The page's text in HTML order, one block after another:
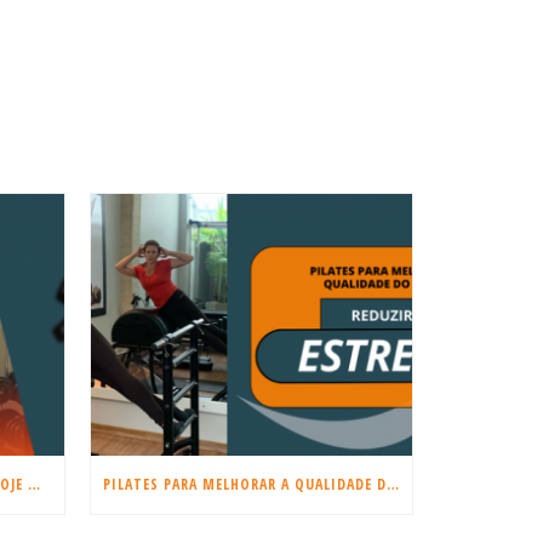
COMEÇE A TREINAR MUSCULAÇÃO HOJE MESMO! PILATES PARA MELHORAR A QUALIDADE DO SONO E REDUZIR O ESTRESSE